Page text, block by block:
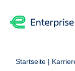
Startseite |